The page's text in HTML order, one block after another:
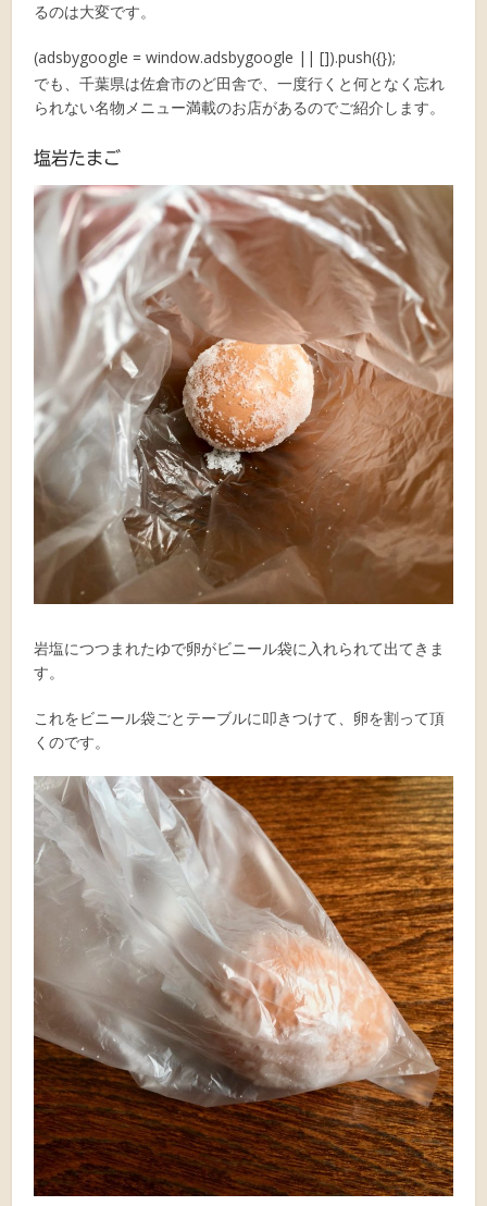
るのは大変です。
(adsbygoogle = window.adsbygoogle || []).push({});
でも、千葉県は佐倉市のど田舎で、一度行くと何となく忘れ
られない名物メニュー満載のお店があるのでご紹介します。
塩岩たまご
岩塩につつまれたゆで卵がビニール袋に入れられて出てきま
す。
これをビニール袋ごとテーブルに叩きつけて、卵を割って頂
くのです。